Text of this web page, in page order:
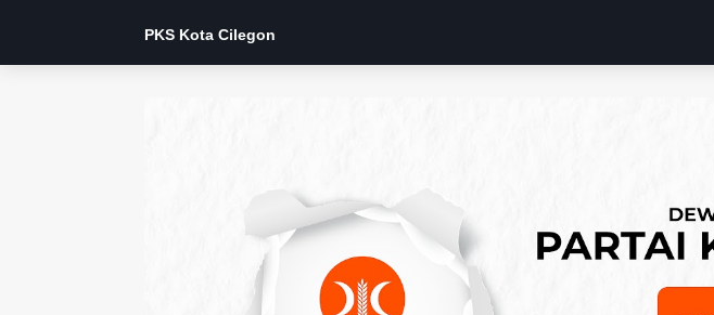
PKS Kota Cilegon